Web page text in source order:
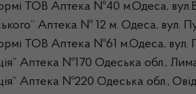
ТОВ Аптека №40 м.Одеса,
Аптека № 12 м. Одеса, вул.
ТОВ Аптека №61 м.Одеса, вул.
Аптека №170 Одеська обл.,
Аптека №220 Одеська обл.,